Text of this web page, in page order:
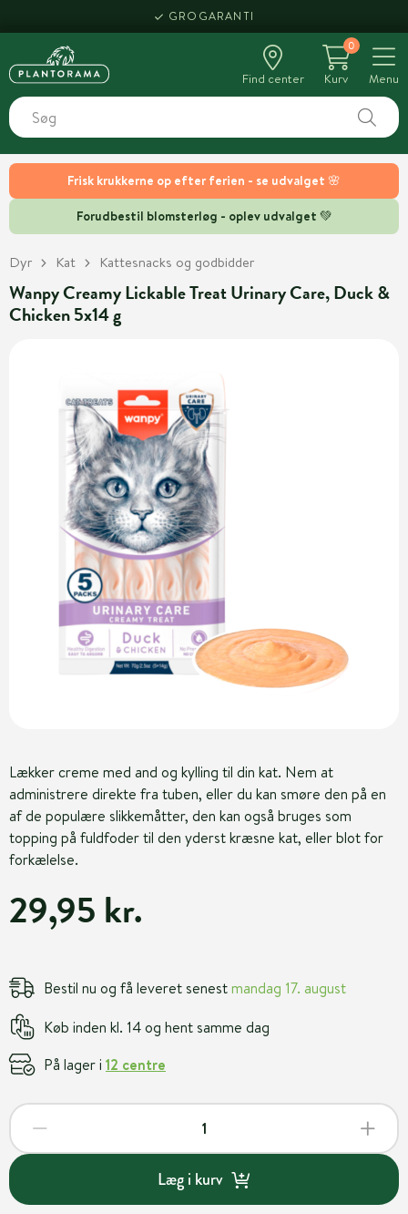
Frisk krukkerne op efter ferien - se udvalget 🌸
Forudbestil blomsterløg - oplev udvalget 💚
GROGARANTI
Find center
0
Kurv
Menu
Dyr Kat Kattesnacks og godbidder
Wanpy Creamy Lickable Treat Urinary Care, Duck &
Chicken 5x14 g
Lækker creme med and og kylling til din kat. Nem at
administrere direkte fra tuben, eller du kan smøre den på en
af de populære slikkemåtter, den kan også bruges som
topping på fuldfoder til den yderst kræsne kat, eller blot for
forkælelse.
29,95 kr.
Bestil nu og få leveret senestmandag 17. august
Køb inden kl. 14 og hent samme dag
På lager i 12 centre
Læg i kurv